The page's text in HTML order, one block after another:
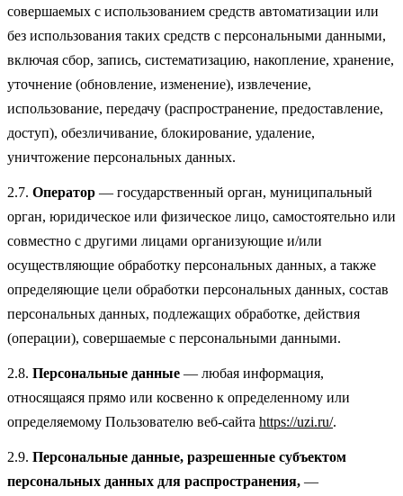
совершаемых с использованием средств автоматизации или
без использования таких средств с персональными данными,
включая сбор, запись, систематизацию, накопление, хранение,
уточнение (обновление, изменение), извлечение,
использование, передачу (распространение, предоставление,
доступ), обезличивание, блокирование, удаление,
уничтожение персональных данных.
2.7. Оператор — государственный орган, муниципальный
орган, юридическое или физическое лицо, самостоятельно или
совместно с другими лицами организующие и/или
осуществляющие обработку персональных данных, а также
определяющие цели обработки персональных данных, состав
персональных данных, подлежащих обработке, действия
(операции), совершаемые с персональными данными.
2.8. Персональные данные — любая информация,
относящаяся прямо или косвенно к определенному или
определяемому Пользователю веб-сайта https://uzi.ru/.
2.9. Персональные данные, разрешенные субъектом
персональных данных для распространения, —